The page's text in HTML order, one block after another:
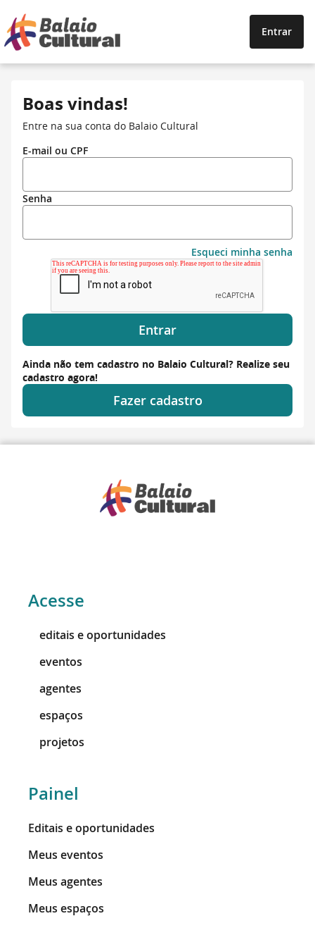
Entrar
Boas vindas!
Entre na sua conta do Balaio Cultural
E-mail ou CPF
Senha
Esqueci minha senha
Entrar
Ainda não tem cadastro no Balaio Cultural? Realize seu
cadastro agora!
Fazer cadastro
Acesse
editais e oportunidades
eventos
agentes
espaços
projetos
Painel
Editais e oportunidades
Meus eventos
Meus agentes
Meus espaços